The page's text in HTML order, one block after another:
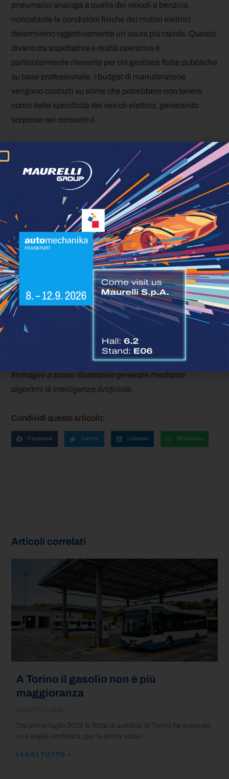
pneumatici analoga a quella dei veicoli a benzina,
nonostante le condizioni fisiche dei motori elettrici
determinino oggettivamente un’usura più rapida. Questo
divario tra aspettativa e realtà operativa è
particolarmente rilevante per chi gestisce flotte pubbliche
su base professionale: i budget di manutenzione
vengono costruiti su stime che potrebbero non tenere
conto delle specificità dei veicoli elettrici, generando
sorprese nei consuntivi.
pubblico è una direzione in cui ogni scelta tecnologica
porta con sé conseguenze operative che richiedono
tempo per emergere e ancora più tempo per essere
correttamente quantificate. Gli pneumatici
rappresentano uno di questi ambiti: un componente di
consumo apparentemente secondario, che nei prossimi
anni potrebbe diventare una voce di costo sempre più
significativa nelle flotte di TPL. Anticipare il problema con
dati, ricerca e una gestione più attenta è la strada più
efficace per non trovarsi impreparati.
Fonte | J.D. Power
Resta sempre aggiornato sulle più recenti
Immagini a scopo illustrativo generate mediante
algoritmi di Intelligenza Artificiale.
Condividi questo articolo:
Facebook Twitter LinkedIn WhatsApp
Articoli correlati
A Torino il gasolio non è più
maggioranza
Dal primo luglio 2026 la flotta di autobus di Torino ha superato
una soglia simbolica: per la prima volta i
LEGGI TUTTO »